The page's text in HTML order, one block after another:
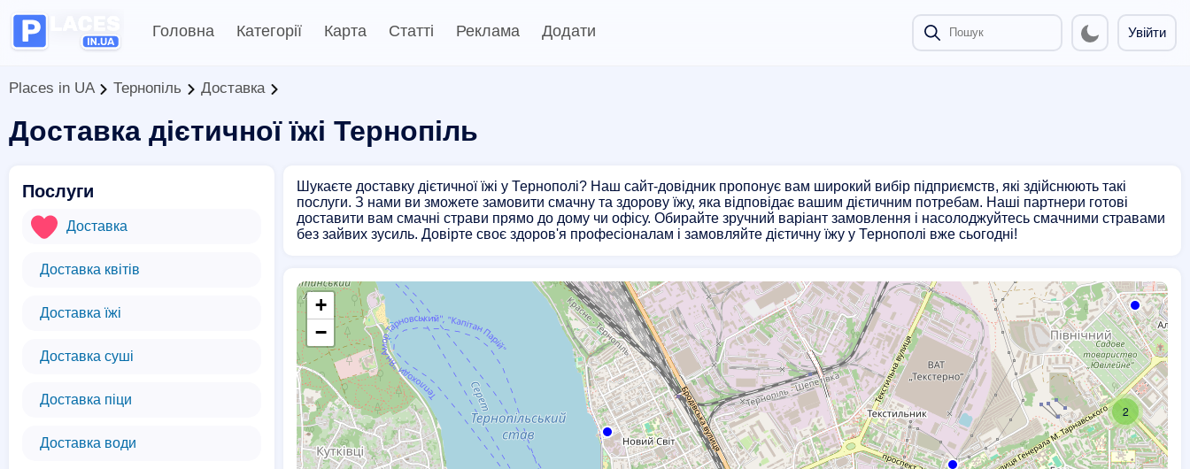
Головна Категорії Карта Статті Реклама Додати Увійти
Places in UA Тернопіль Доставка
Доставка дієтичної їжі Тернопіль
Послуги
Доставка
Доставка квітів
Доставка їжі
Доставка суші
Доставка піци
Доставка води
Шукаєте доставку дієтичної їжі у Тернополі? Наш сайт-довідник пропонує вам широкий вибір підприємств, які здійснюють такі
послуги. З нами ви зможете замовити смачну та здорову їжу, яка відповідає вашим дієтичним потребам. Наші партнери готові
доставити вам смачні страви прямо до дому чи офісу. Обирайте зручний варіант замовлення і насолоджуйтесь смачними стравами
без зайвих зусиль. Довірте своє здоров'я професіоналам і замовляйте дієтичну їжу у Тернополі вже сьогодні!
2
+
−